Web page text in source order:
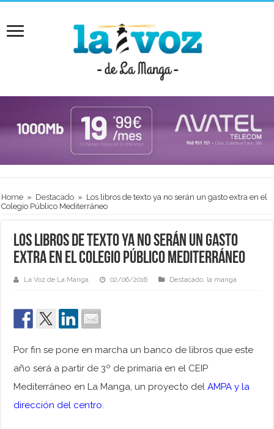
Home » Destacado » Los libros de texto ya no serán un gasto extra en el
Colegio Público Mediterráneo
Los libros de texto ya no serán un gasto
extra en el Colegio Público Mediterráneo
La Voz de La Manga 02/06/2016 Destacado, la manga
Por fin se pone en marcha un banco de libros que este
año será a partir de 3º de primaria en el CEIP
Mediterráneo en La Manga, un proyecto delAMPA y la
dirección del centro.